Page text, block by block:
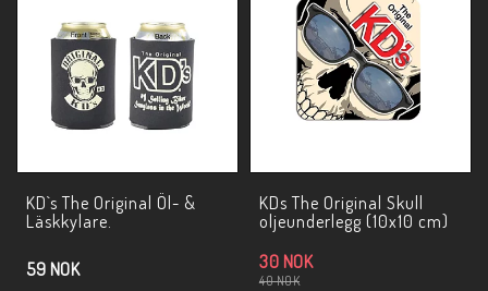
KD`s The Original Öl- &
Läskkylare.
59 NOK
KDs The Original Skull
oljeunderlegg (10x10 cm)
40 NOK
30 NOK